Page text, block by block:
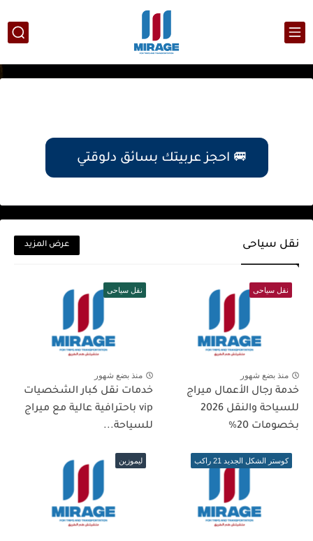
🚐 احجز عربيتك بسائق دلوقتي
نقل سياحى عرض المزيد
نقل سياحى
منذ بضع شهور
خدمة رجال الأعمال ميراج
للسياحة والنقل 2026
بخصومات 20%
نقل سياحى
منذ بضع شهور
خدمات نقل كبار الشخصيات
vip باحترافية عالية مع ميراج
للسياحة...
كوستر الشكل الجديد 21 راكب ليموزين